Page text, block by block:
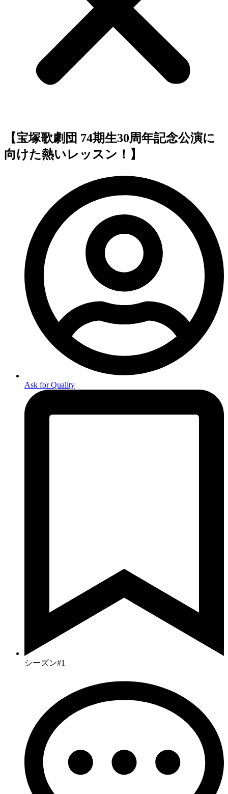
【宝塚歌劇団 74期生30周年記念公演に
向けた熱いレッスン！】
Ask for Quality
シーズン#1